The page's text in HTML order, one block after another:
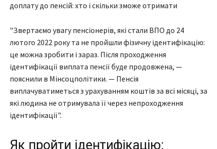
доплату до пенсій: хто і скільки зможе отримати
"Звертаємо увагу пенсіонерів, які стали ВПО до 24
лютого 2022 року та не пройшли фізичну ідентифікацію:
це можна зробити і зараз. Після проходження
ідентифікації виплата пенсії буде продовжена, —
пояснили в Мінсоцполітики. — Пенсія
виплачуватиметься з урахуванням коштів за всі місяці, за
які людина не отримувала її через непроходження
ідентифікації".
Як пройти ідентифікацію: